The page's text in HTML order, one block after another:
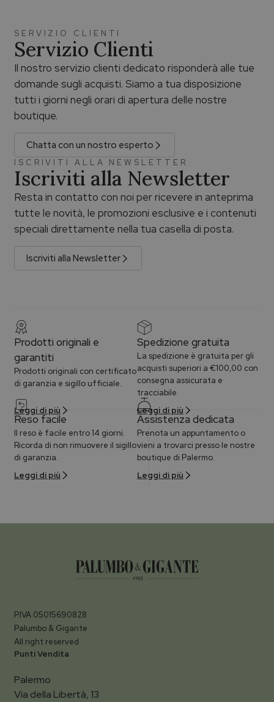
SERVIZIO CLIENTI
Servizio Clienti
Il nostro servizio clienti dedicato risponderà alle tue
domande sugli acquisti. Siamo a tua disposizione
tutti i giorni negli orari di apertura delle nostre
boutique.
Chatta con un nostro esperto
ISCRIVITI ALLA NEWSLETTER
Iscriviti alla Newsletter
Resta in contatto con noi per ricevere in anteprima
tutte le novità, le promozioni esclusive e i contenuti
speciali direttamente nella tua casella di posta.
Iscriviti alla Newsletter
Prodotti originali e
garantiti
Prodotti originali con certificato
di garanzia e sigillo ufficiale.
Leggi di più
Spedizione gratuita
La spedizione è gratuita per gli
acquisti superiori a €100,00 con
consegna assicurata e
tracciabile.
Leggi di più
Reso facile
Il reso è facile entro 14 giorni.
Ricorda di non rimuovere il sigillo
di garanzia.
Leggi di più
Assistenza dedicata
Prenota un appuntamento o
vieni a trovarci presso le nostre
boutique di Palermo.
Leggi di più
P.IVA 05015690828
Palumbo & Gigante
All right reserved
Punti Vendita
Palermo
Via della Libertà, 13